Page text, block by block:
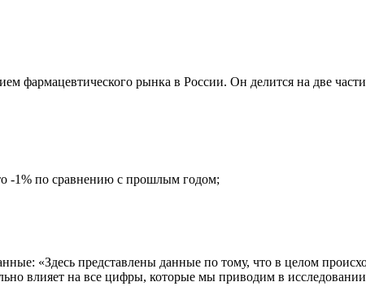
фармацевтического рынка в России. Он делится на две
-1% по сравнению с прошлым годом;
«Здесь представлены данные по тому, что в целом
влияет на все цифры, которые мы приводим в